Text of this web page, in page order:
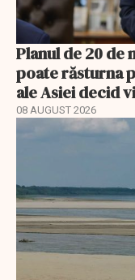
Planul de 20 de
poate răsturna
ale Asiei decid
08 AUGUST 2026